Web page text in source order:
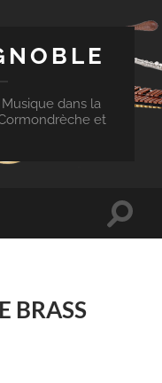
dans la
et
Toggle
BRASS